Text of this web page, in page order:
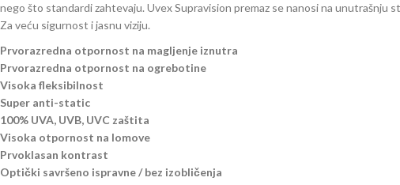
nego što standardi zahtevaju. Uvex Supravision premaz se nanosi na
Za veću sigurnost i jasnu viziju.
Prvorazredna otpornost na magljenje iznutra
Prvorazredna otpornost na ogrebotine
Visoka fleksibilnost
Super anti-static
100% UVA, UVB, UVC zaštita
Visoka otpornost na lomove
Prvoklasan kontrast
Optički savršeno ispravne / bez izobličenja